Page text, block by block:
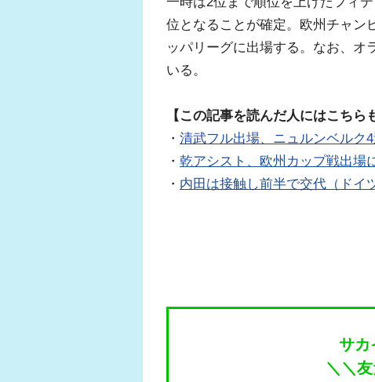
位となることが確定。欧州チャン
ッパリーグに出場する。なお、オ
いる。
【この記事を読んだ人にはこちら
・ 清武フル出場、ニュルンベルク
・ 乾アシスト、欧州カップ戦出場
・ 内田は接触し前半で交代（ドイ
サカ
＼＼